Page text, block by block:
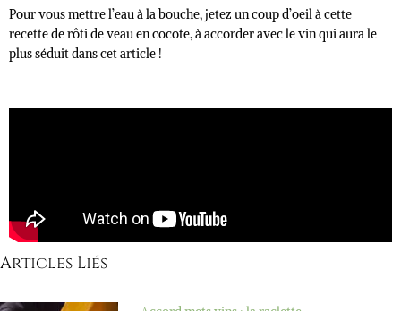
Pour vous mettre l’eau à la bouche, jetez un coup d’oeil à cette
recette de rôti de veau en cocote, à accorder avec le vin qui aura le
plus séduit dans cet article !
Articles Liés